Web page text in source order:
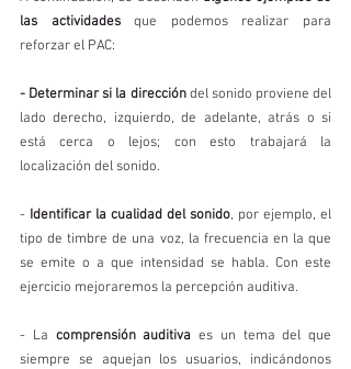
las actividades que podemos realizar para
reforzar el PAC:
- Determinar si la dirección del sonido proviene del
lado derecho, izquierdo, de adelante, atrás o si
está cerca o lejos; con esto trabajará la
localización del sonido.
- Identificar la cualidad del sonido, por ejemplo, el
tipo de timbre de una voz, la frecuencia en la que
se emite o a que intensidad se habla. Con este
ejercicio mejoraremos la percepción auditiva.
- La comprensión auditiva es un tema del que
siempre se aquejan los usuarios, indicándonos